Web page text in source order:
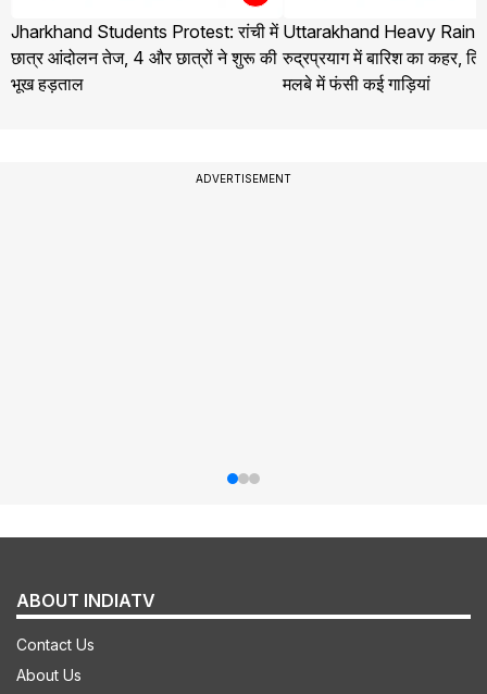
Jharkhand Students Protest: रांची में
छात्र आंदोलन तेज, 4 और छात्रों ने शुरू की
भूख हड़ताल
Uttarakhand Heavy Rain
रुद्रप्रयाग में बारिश का कहर,
मलबे में फंसी कई गाड़ियां
ADVERTISEMENT
ABOUT INDIATV
Contact Us
About Us